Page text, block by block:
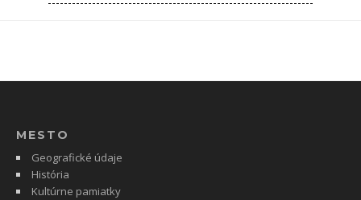
MESTO
Geografické údaje
História
Kultúrne pamiatky